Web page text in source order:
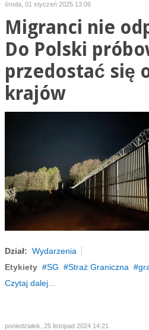
środa, 01 styczeń 2025 13:06
Migranci nie
Do Polski
przedostać się
krajów
Dział: Wydarzenia
Etykiety
SG Straż Graniczna
Czytaj dalej...
poniedziałek, 25 listopad 2024 14:21